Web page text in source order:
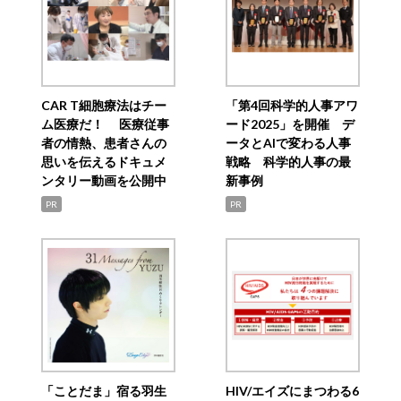
CAR T細胞療法はチー
ム医療だ！ 医療従事
者の情熱、患者さんの
思いを伝えるドキュメ
ンタリー動画を公開中
PR
「第4回科学的人事アワ
ード2025」を開催 デ
ータとAIで変わる人事
戦略 科学的人事の最
新事例
PR
「ことだま」宿る羽生 HIV/エイズにまつわる6